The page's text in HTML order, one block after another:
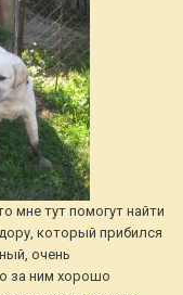
мне тут помогут найти
который прибился
очень
за ним хорошо